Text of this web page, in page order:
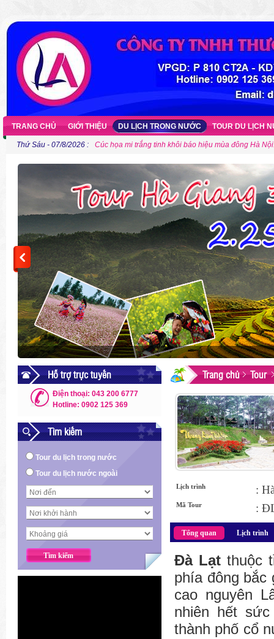
TRANG CHỦ GIỚI THIỆU DU LỊCH TRONG NƯỚC TOUR DU LỊCH
Thứ Sáu - 07/8/2026 : Những điểm cắm trại gần Hà Nội cho người ưa khám
Hỗ trợ trực tuyến
Điện thoại: 043 200 6777
Hotline: 0902 125 369
Tìm kiếm
Tour du lịch trong nước
Tour du lịch nước ngoài
Trang chủ Tour
Lịch trình :
Mã Tour :
Tổng quan Lịch trình
Ðà Lạt thuộc
phía đông bắc
cao nguyên
nhiên hết
thành phố cổ